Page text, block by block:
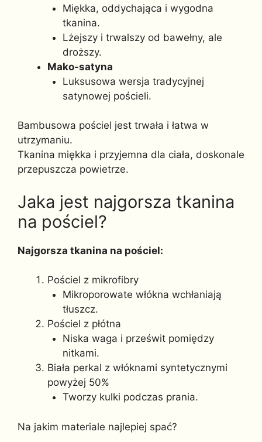
Miękka, oddychająca i wygodna
tkanina.
Lżejszy i trwalszy od bawełny, ale
droższy.
Mako-satyna
Luksusowa wersja tradycyjnej
satynowej pościeli.
Bambusowa pościel jest trwała i łatwa w
utrzymaniu.
Tkanina miękka i przyjemna dla ciała, doskonale
przepuszcza powietrze.
Jaka jest najgorsza tkanina
na pościel?
Najgorsza tkanina na pościel:
Pościel z mikrofibry
Mikroporowate włókna wchłaniają
tłuszcz.
Pościel z płótna
Niska waga i prześwit pomiędzy
nitkami.
Biała perkal z włóknami syntetycznymi
powyżej 50%
Tworzy kulki podczas prania.
Na jakim materiale najlepiej spać?